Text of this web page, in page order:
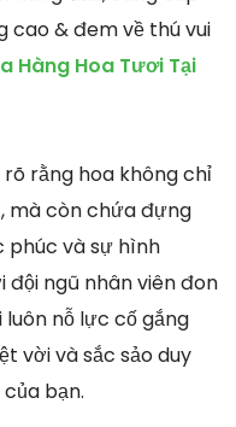
cao & đem về thú vui
Hàng Hoa Tươi Tại
rõ rằng hoa không chỉ
mà còn chứa đựng
phúc và sự hình
ngũ nhân viên đon
nỗ lực cố gắng
vời và sắc sảo duy
bạn.